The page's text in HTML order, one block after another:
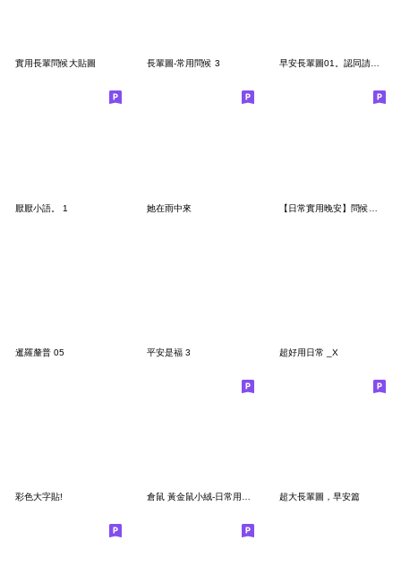
實用長輩問候大貼圖 長輩圖-常用問候 3 早安長輩圖01。認同請分享
厭厭小語。 1 她在雨中來
暹羅釐普 05 平安是福 3 超好用日常 _X
彩色大字貼! 倉鼠 黃金鼠小絨-日常用語2 超大長輩圖，早安篇